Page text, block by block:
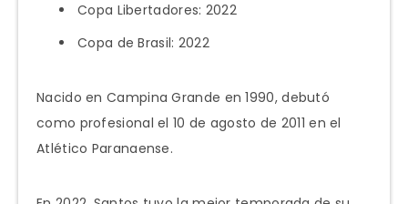
Copa Libertadores: 2022
Copa de Brasil: 2022
Nacido en Campina Grande en 1990, debutó
como profesional el 10 de agosto de 2011 en el
Atlético Paranaense.